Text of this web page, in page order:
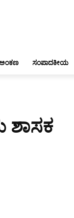
ಸಂಪಾದಕೀಯ
ಶಾಸಕ